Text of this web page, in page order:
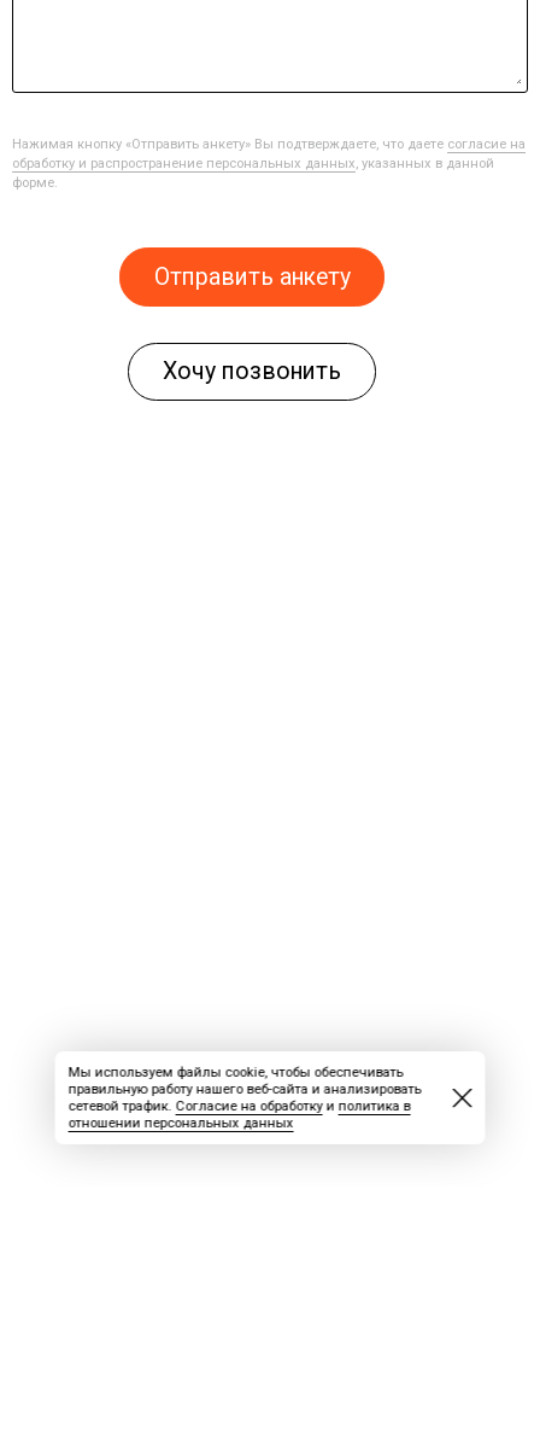
Нажимая кнопку «Отправить анкету» Вы подтверждаете, что даете согласие на
обработку и распространение персональных данных, указанных в данной
форме.
Отправить анкету
Хочу позвонить
Мы используем файлы cookie, чтобы обеспечивать
правильную работу нашего веб-сайта и анализировать
сетевой трафик. Согласие на обработкуи политика в
отношении персональных данных